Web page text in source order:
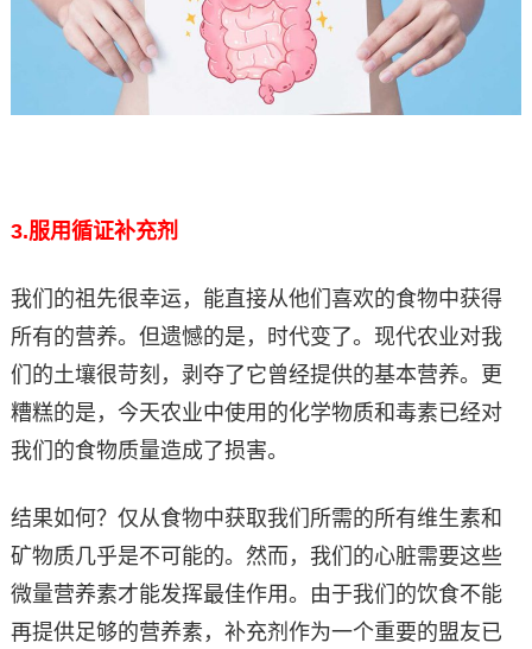
3.服用循证补充剂
我们的祖先很幸运，能直接从他们喜欢的食物中获得
所有的营养。但遗憾的是，时代变了。现代农业对我
们的土壤很苛刻，剥夺了它曾经提供的基本营养。更
糟糕的是，今天农业中使用的化学物质和毒素已经对
我们的食物质量造成了损害。
结果如何？仅从食物中获取我们所需的所有维生素和
矿物质几乎是不可能的。然而，我们的心脏需要这些
微量营养素才能发挥最佳作用。由于我们的饮食不能
再提供足够的营养素，补充剂作为一个重要的盟友已